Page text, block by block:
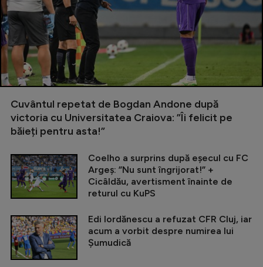
Cuvântul repetat de Bogdan Andone după
victoria cu Universitatea Craiova: ”Îi felicit pe
băieți pentru asta!”
Coelho a surprins după eșecul cu FC
Argeș: ”Nu sunt îngrijorat!” +
Cicâldău, avertisment înainte de
returul cu KuPS
Edi Iordănescu a refuzat CFR Cluj, iar
acum a vorbit despre numirea lui
Șumudică